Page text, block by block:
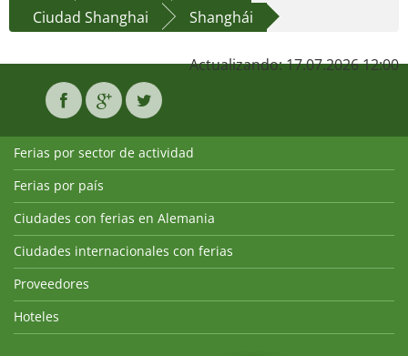
Ciudad Shanghai
Shanghái
Actualizando: 17.07.2026 12:00
Ferias por sector de actividad
Ferias por país
Ciudades con ferias en Alemania
Ciudades internacionales con ferias
Proveedores
Hoteles